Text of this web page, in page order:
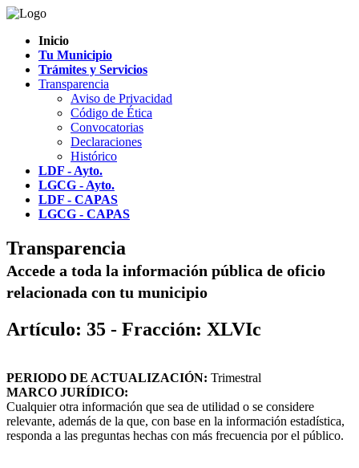
Inicio
Tu Municipio
Trámites y Servicios
Transparencia
Aviso de Privacidad
Código de Ética
Convocatorias
Declaraciones
Histórico
LDF - Ayto.
LGCG - Ayto.
LDF - CAPAS
LGCG - CAPAS
Transparencia
Accede a toda la información pública de oficio
relacionada con tu municipio
Artículo: 35 - Fracción: XLVIc
PERIODO DE ACTUALIZACIÓN: Trimestral
MARCO JURÍDICO:
Cualquier otra información que sea de utilidad o se considere
relevante, además de la que, con base en la información estadística,
responda a las preguntas hechas con más frecuencia por el público.